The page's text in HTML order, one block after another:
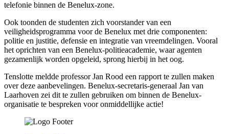
telefonie binnen de Benelux-zone.
Ook toonden de studenten zich voorstander van een
veiligheidsprogramma voor de Benelux met drie componenten:
politie en justitie, defensie en integratie van vreemdelingen. Vooral
het oprichten van een Benelux-politieacademie, waar agenten
gezamenlijk worden opgeleid, sprong hierbij in het oog.
Tenslotte meldde professor Jan Rood een rapport te zullen maken
over deze aanbevelingen. Benelux-secretaris-generaal Jan van
Laarhoven zei dit te zullen gebruiken om binnen de Benelux-
organisatie te bespreken voor onmiddellijke actie!